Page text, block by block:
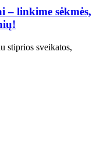
linkime sėkmės,
stiprios sveikatos,